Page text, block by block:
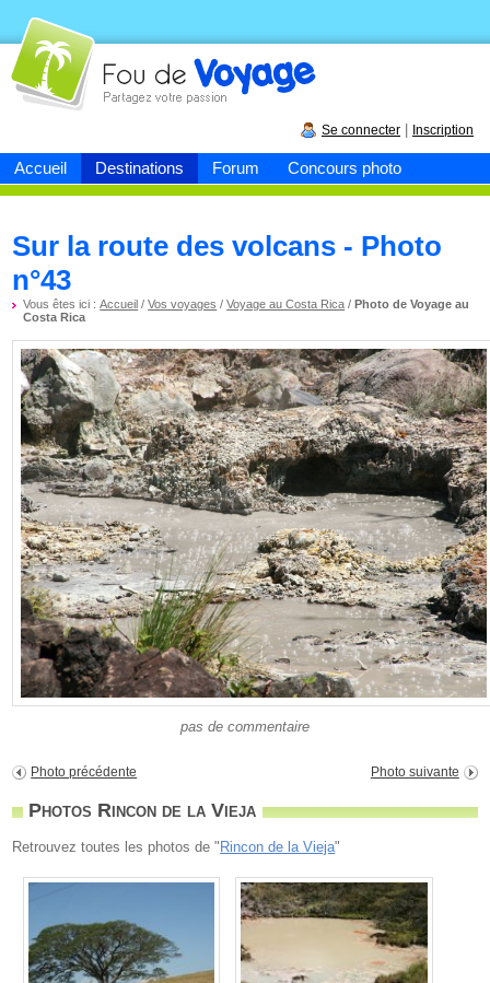
Accueil Destinations Forum Concours photo
Fou devoyage
Se connecter Inscription
Sur la route des volcans - Photo
n°43
Vous êtes ici :Accueil /Vos voyages /Voyage au Costa Rica /Photo de Voyage au
Costa Rica
pas de commentaire
Photo précédente Photo suivante
Photos Rincon de la Vieja
Retrouvez toutes les photos de " Rincon de la Vieja"